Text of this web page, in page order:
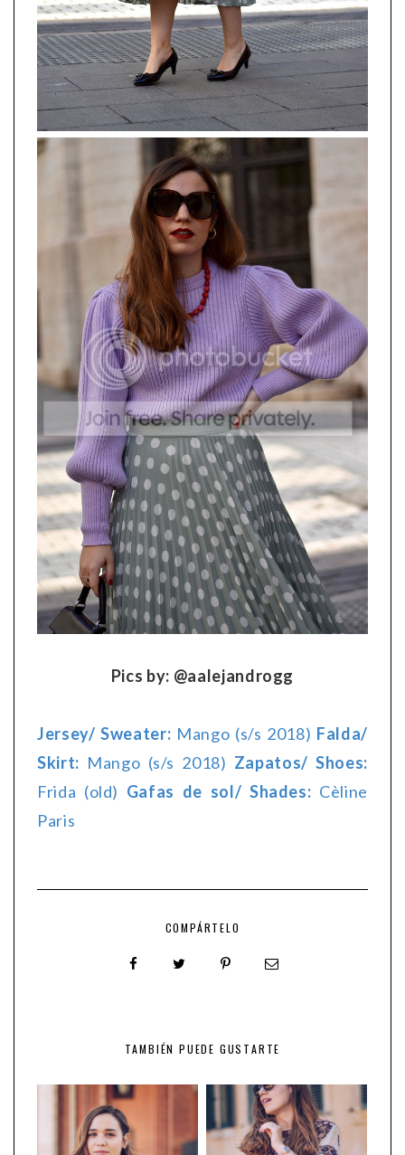
Pics by: @aalejandrogg
Jersey/ Sweater: Mango (s/s 2018) Falda/
Skirt: Mango (s/s 2018) Zapatos/ Shoes:
Frida (old) Gafas de sol/ Shades: Cèline
Paris
COMPÁRTELO
TAMBIÉN PUEDE GUSTARTE